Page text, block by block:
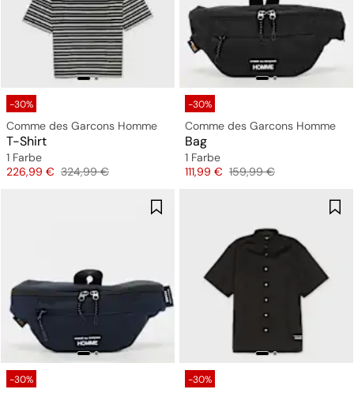
-30%
Comme des Garcons Homme
T-Shirt
1 Farbe
Preis
226,99 € Originalpreis
324,99 €
-30%
Comme des Garcons Homme
Bag
1 Farbe
Preis
111,99 € Originalpreis
159,99 €
-30% -30%